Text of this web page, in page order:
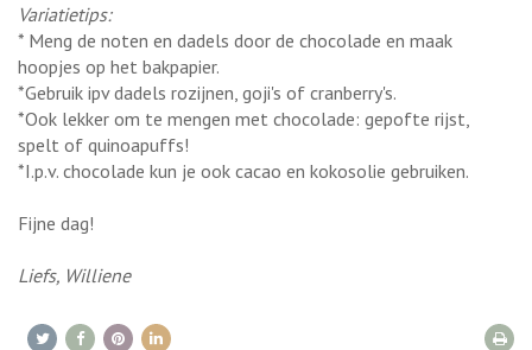
Variatietips:
* Meng de noten en dadels door de chocolade en maak
hoopjes op het bakpapier.
*Gebruik ipv dadels rozijnen, goji's of cranberry's.
*Ook lekker om te mengen met chocolade: gepofte rijst,
spelt of quinoapuffs!
*I.p.v. chocolade kun je ook cacao en kokosolie gebruiken.
Fijne dag!
Liefs, Williene